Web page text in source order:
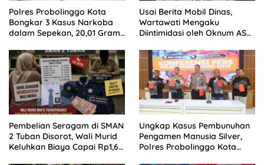
Polres Probolinggo Kota
Bongkar 3 Kasus Narkoba
dalam Sepekan, 20,01 Gram
Usai Berita Mobil Dinas,
Wartawati Mengaku
Diintimidasi oleh Oknum ASN
Tempuh Jalur Hukum
Pembelian Seragam di SMAN
2 Tuban Disorot, Wali Murid
Keluhkan Biaya Capai Rp1,6
Ungkap Kasus Pembunuhan
Pengamen Manusia Silver,
Polres Probolinggo Kota